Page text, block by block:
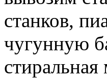
станков,
чугунную